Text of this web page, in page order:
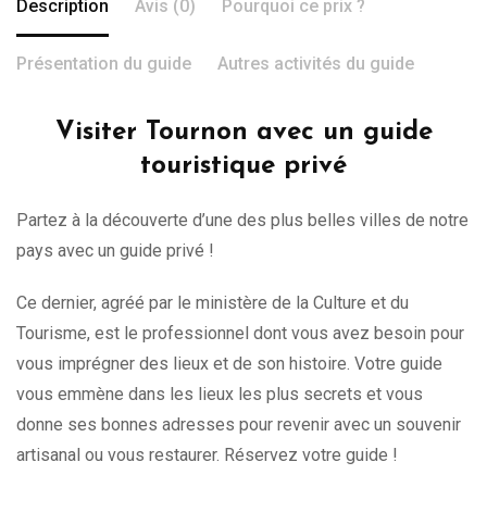
Description Avis (0) Pourquoi ce prix ?
Présentation du guide Autres activités du guide
Visiter Tournon avec un guide
touristique privé
Partez à la découverte d’une des plus belles villes de notre
pays avec un guide privé !
Ce dernier, agréé par le ministère de la Culture et du
Tourisme, est le professionnel dont vous avez besoin pour
vous imprégner des lieux et de son histoire. Votre guide
vous emmène dans les lieux les plus secrets et vous
donne ses bonnes adresses pour revenir avec un souvenir
artisanal ou vous restaurer. Réservez votre guide !